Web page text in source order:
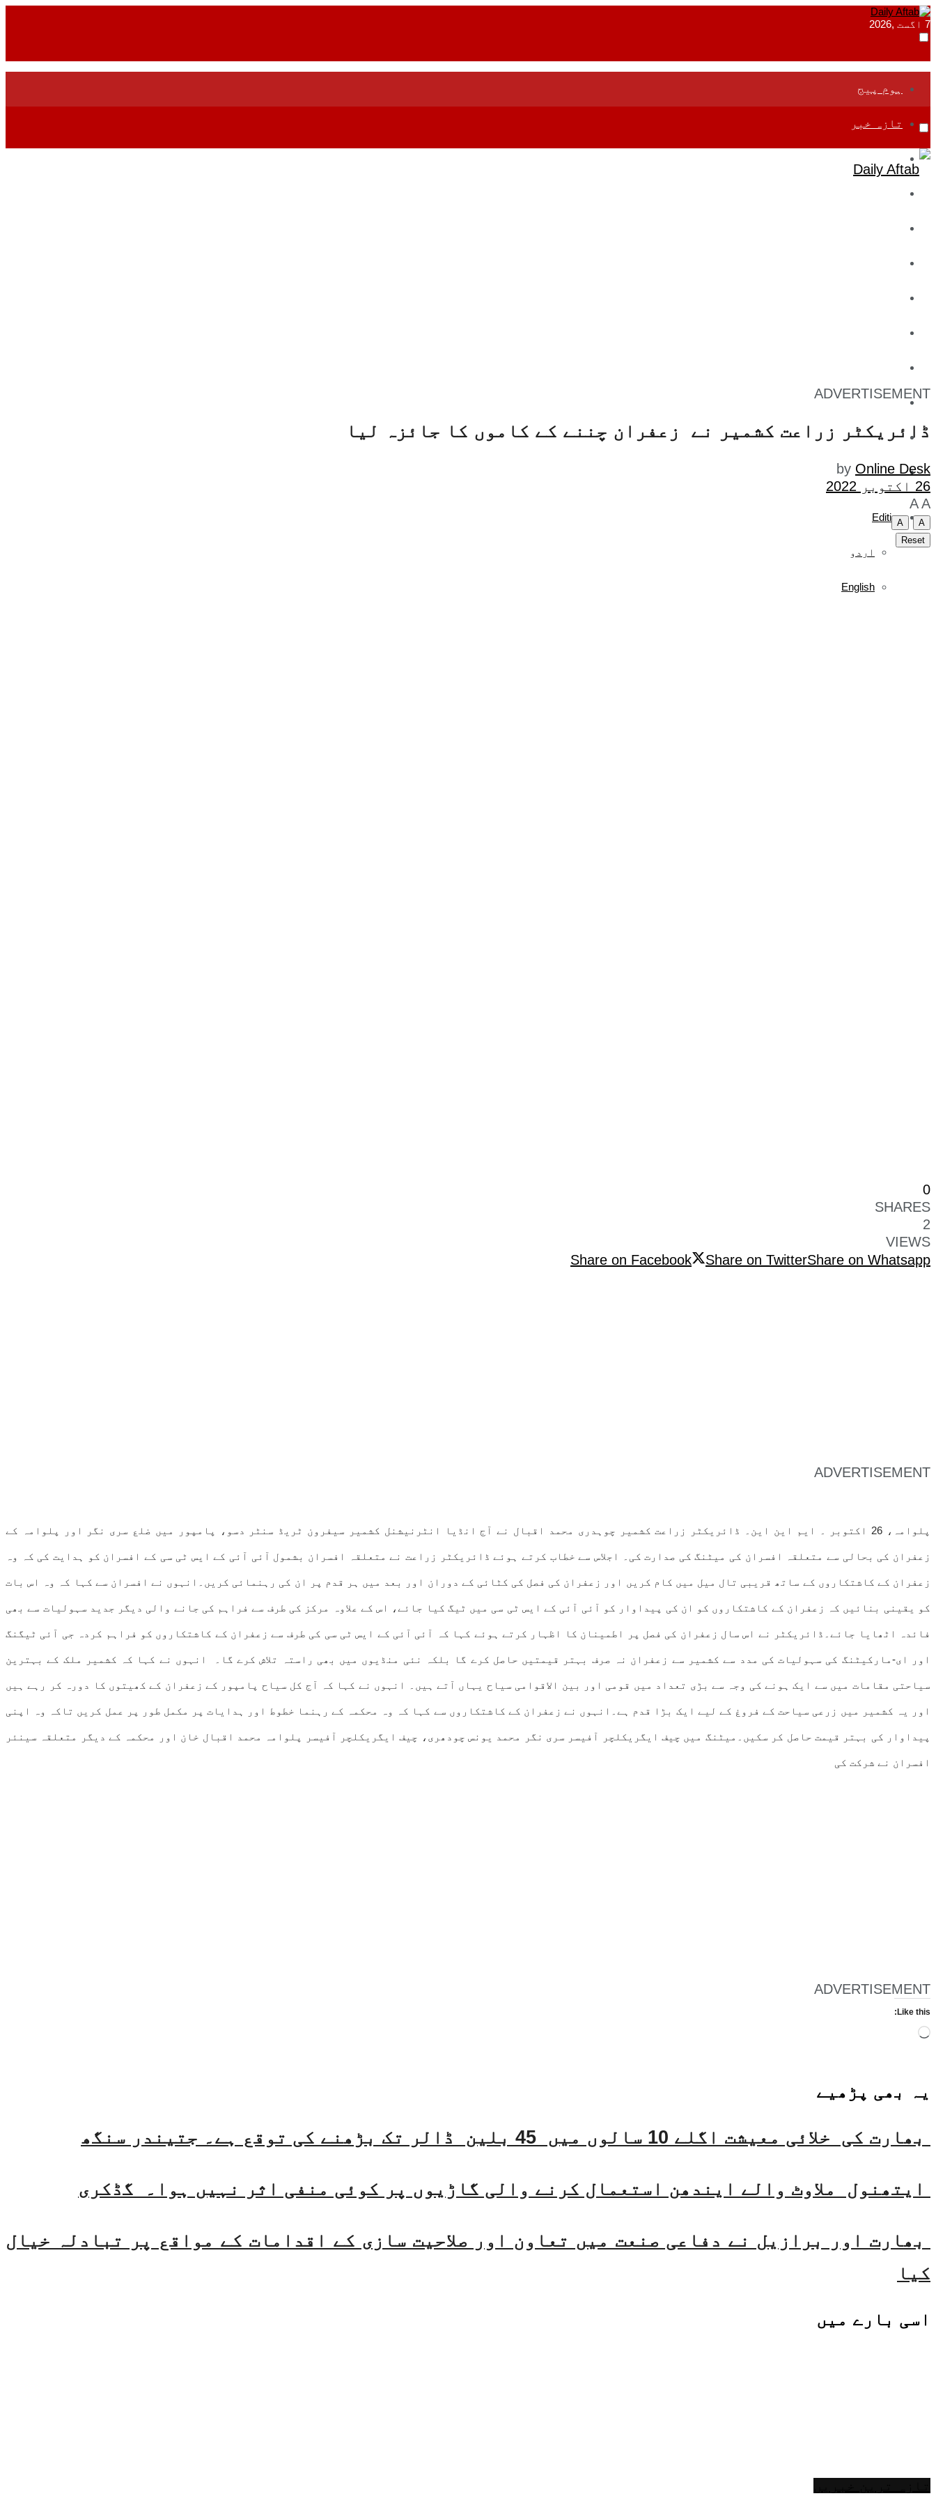
7 اگست ,2026
ہوم پیج
تازہ خبر
تفریح
صحت
آج کا اخبار
Edition
اردو
English
ADVERTISEMENT
ڈائریکٹر زراعت کشمیر نے زعفران چننے کے کاموں کا جائزہ لیا
by Online Desk
26 اکتوبر 2022
A A
A
A
Reset
0
SHARES
2
VIEWS
Share on Facebook
Share on TwitterShare on Whatsapp
ADVERTISEMENT
پلوامہ، 26 اکتوبر ۔ ایم این این۔ ڈائریکٹر زراعت کشمیر چوہدری محمد اقبال نے آج انڈیا انٹرنیشنل کشمیر سیفرون ٹریڈ سنٹر دسو، پامپور میں ضلع سری نگر اور پلوامہ کے
زعفران کی بحالی سے متعلقہ افسران کی میٹنگ کی صدارت کی۔ اجلاس سے خطاب کرتے ہوئے ڈائریکٹر زراعت نے متعلقہ افسران بشمول آئی آئی کے ایس ٹی سی کے افسران کو ہدایت کی کہ وہ
زعفران کے کاشتکاروں کے ساتھ قریبی تال میل میں کام کریں اور زعفران کی فصل کی کٹائی کے دوران اور بعد میں ہر قدم پر ان کی رہنمائی کریں۔انہوں نے افسران سے کہا کہ وہ اس بات
کو یقینی بنائیں کہ زعفران کے کاشتکاروں کو ان کی پیداوار کو آئی آئی کے ایس ٹی سی میں ٹیگ کیا جائے، اس کے علاوہ مرکز کی طرف سے فراہم کی جانے والی دیگر جدید سہولیات سے بھی
فائدہ اٹھایا جائے۔ڈائریکٹر نے اس سال زعفران کی فصل پر اطمینان کا اظہار کرتے ہوئے کہا کہ آئی آئی کے ایس ٹی سی کی طرف سے زعفران کے کاشتکاروں کو فراہم کردہ جی آئی ٹیگنگ
اور ای-مارکیٹنگ کی سہولیات کی مدد سے کشمیر سے زعفران نہ صرف بہتر قیمتیں حاصل کرے گا بلکہ نئی منڈیوں میں بھی راستہ تلاش کرے گا۔ انہوں نے کہا کہ کشمیر ملک کے بہترین
سیاحتی مقامات میں سے ایک ہونے کی وجہ سے بڑی تعداد میں قومی اور بین الاقوامی سیاح یہاں آتے ہیں۔ انہوں نے کہا کہ آج کل سیاح پامپور کے زعفران کے کھیتوں کا دورہ کر رہے ہیں
اور یہ کشمیر میں زرعی سیاحت کے فروغ کے لیے ایک بڑا قدم ہے۔انہوں نے زعفران کے کاشتکاروں سے کہا کہ وہ محکمہ کے رہنما خطوط اور ہدایات پر مکمل طور پر عمل کریں تاکہ وہ اپنی
پیداوار کی بہتر قیمت حاصل کر سکیں۔میٹنگ میں چیف ایگریکلچر آفیسر سری نگر محمد یونس چودھری، چیف ایگریکلچر آفیسر پلوامہ محمد اقبال خان اور محکمہ کے دیگر متعلقہ سینئر
افسران نے شرکت کی
ADVERTISEMENT
Like this:
Loading…
یہ بھی پڑھیے
بھارت کی خلائی معیشت اگلے 10 سالوں میں 45 بلین ڈالر تک بڑھنے کی توقع ہے۔ جتیندر سنگھ
ایتھنول ملاوٹ والے ایندھن استعمال کرنے والی گاڑیوں پر کوئی منفی اثر نہیں ہوا۔ گڈکری
بھارت اور برازیل نے دفاعی صنعت میں تعاون اور صلاحیت سازی کے اقدامات کے مواقع پر تبادلہ خیال
کیا
اسی بارے میں